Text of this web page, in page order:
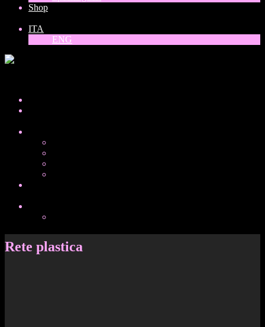
Shop
ITA
ENG
Rete plastica